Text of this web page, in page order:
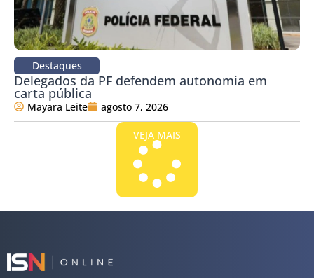
Destaques
Delegados da PF defendem autonomia em
carta pública
Mayara Leite agosto 7, 2026
VEJA MAIS